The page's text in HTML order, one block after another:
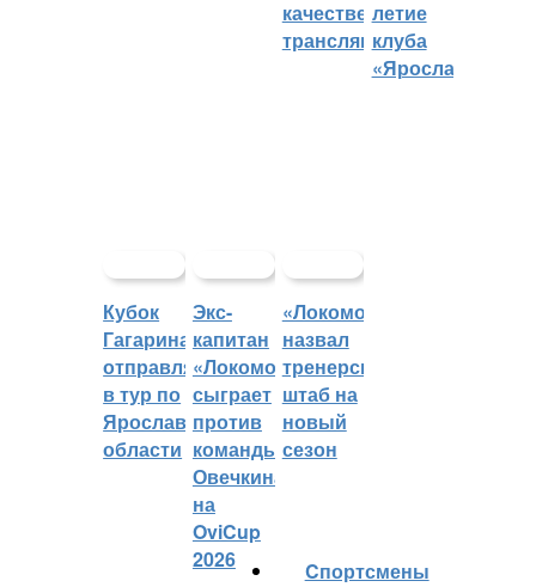
качественных
трансляций
летие
клуба
«Ярославич»
Кубок
Гагарина
отправляется
в тур по
Ярославской
области
Экс-
капитан
«Локомотива»
сыграет
против
команды
Овечкина
на
OviCup
2026
«Локомотив»
назвал
тренерский
штаб на
новый
сезон
Cпортсмены